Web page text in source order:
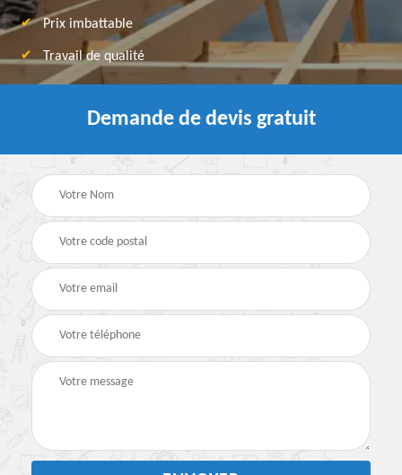
Prix imbattable
Travail de qualité
Demande de devis gratuit